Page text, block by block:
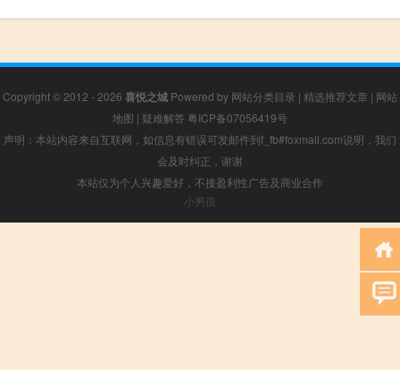
Copyright © 2012 - 2026 喜悦之城 Powered by 网站分类目录 | 精选推荐文章 | 网站
地图 | 疑难解答 粤ICP备07056419号
声明：本站内容来自互联网，如信息有错误可发邮件到f_fb#foxmail.com说明，我们
会及时纠正，谢谢
本站仅为个人兴趣爱好，不接盈利性广告及商业合作
小男孩